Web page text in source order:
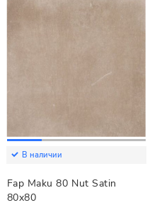
В наличии
Fap Maku 80 Nut Satin
80x80